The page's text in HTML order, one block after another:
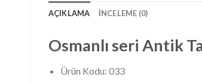
AÇIKLAMA İNCELEME (0)
Osmanlı seri Antik
Ürün Kodu: 033